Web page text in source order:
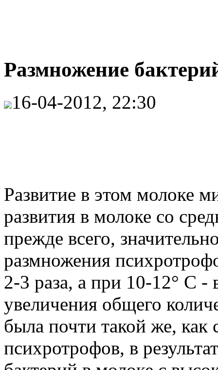
Размножение
16-04-2012, 22:30
Развитие в этом молоке
развития в молоке со
прежде всего,
размножения
2-3 раза, а при 10-12° С -
увеличения общего
была почти такой же, как
психротрофов, в